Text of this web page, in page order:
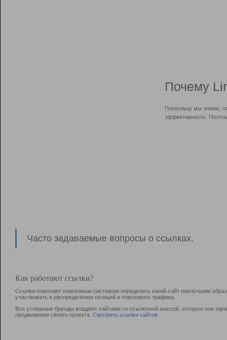
Почему
Поскольку мы знаем,
эффективность.
Часто задаваемые вопросы о ссылках.
Как работают ссылки?
Ссылки помогают поисковым системам определить какой сайт наилучшим
участвовать в раcпределении позиций и поискового трафика.
Все успешные бренды владеют сайтами со ссылочной массой, которую они
продвижения своего проекта. Смотреть ссылки сайтов